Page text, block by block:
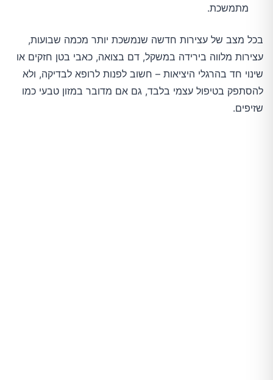
מתמשכת.
בכל מצב של עצירות חדשה שנמשכת יותר מכמה שבועות,
עצירות מלווה בירידה במשקל, דם בצואה, כאבי בטן חזקים או
שינוי חד בהרגלי היציאות – חשוב לפנות לרופא לבדיקה, ולא
להסתפק בטיפול עצמי בלבד, גם אם מדובר במזון טבעי כמו
שזיפים.